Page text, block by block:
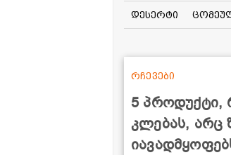
დესერტი
5 პროდუქტი,
კლებას, არც
რჩევები